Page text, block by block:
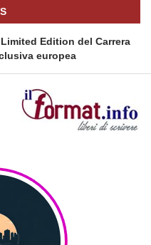
Edition del Carrera
europea